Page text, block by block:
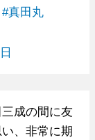
#真田丸
成の間に友
、非常に期